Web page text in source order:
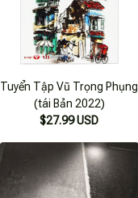
Tuyển Tập Vũ Trọng Phụng
(tái Bản 2022)
$27.99 USD